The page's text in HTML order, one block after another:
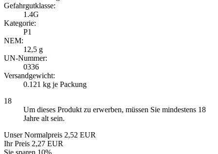
Gefahrgutklasse:
1.4G
Kategorie:
P1
NEM:
12,5 g
UN-Nummer:
0336
Versandgewicht:
0.121 kg je Packung
18
Um dieses Produkt zu erwerben, müssen Sie mindestens 18
Jahre alt sein.
Unser Normalpreis 2,52 EUR
Ihr Preis 2,27 EUR
Sie sparen 10%